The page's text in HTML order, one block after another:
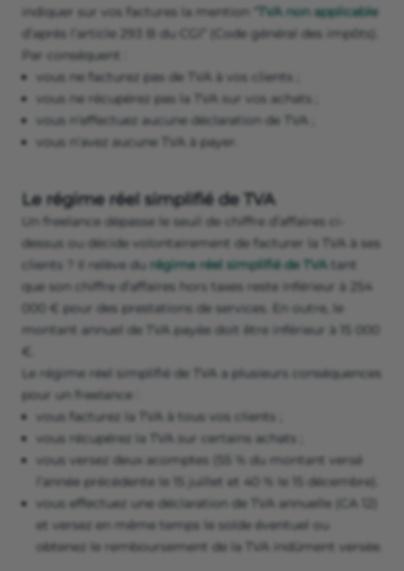
indiquer sur vos factures la mention “TVA non applicable
d’après l’article 293 B du CGI” (Code général des impôts).
Par conséquent :
vous ne facturez pas de TVA à vos clients ;
vous ne récupérez pas la TVA sur vos achats ;
vous n’effectuez aucune déclaration de TVA ;
vous n’avez aucune TVA à payer.
Le régime réel simplifié de TVA
Un freelance dépasse le seuil de chiffre d’affaires ci-
dessus ou décide volontairement de facturer la TVA à ses
clients ? Il relève du régime réel simplifié de TVA tant
que son chiffre d’affaires hors taxes reste inférieur à 254
000 € pour des prestations de services. En outre, le
montant annuel de TVA payée doit être inférieur à 15 000
€.
Le régime réel simplifié de TVA a plusieurs conséquences
pour un freelance :
vous facturez la TVA à tous vos clients ;
vous récupérez la TVA sur certains achats ;
vous versez deux acomptes (55 % du montant versé
l’année précédente le 15 juillet et 40 % le 15 décembre).
vous effectuez une déclaration de TVA annuelle (CA 12)
et versez en même temps le solde éventuel ou
obtenez le remboursement de la TVA indûment versée.